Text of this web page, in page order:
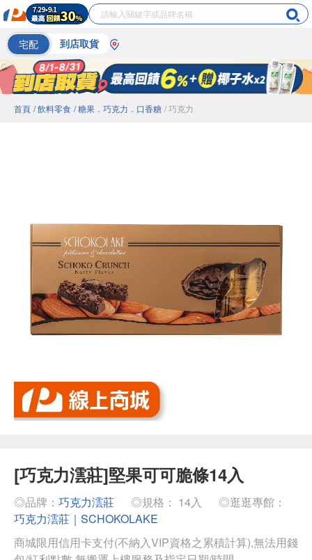
宅配 到店取貨
首頁 / 飲料零食 / 糖果．巧克力．口香糖 / 巧克力
[巧克力澐莊]堅果可可脆條14入
◎品牌： 巧克力澐莊 ◎規格： 14入
◎逛逛專館：
巧克力澐莊｜SCHOKOLAKE
商城限用信用卡支付(不納入VIP資格之累積計算),無法用錢